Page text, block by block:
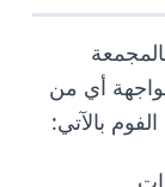
أي من
بالآتي: